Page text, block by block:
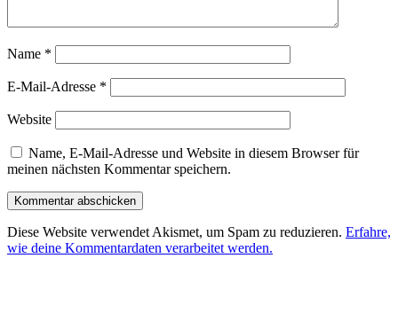
Name *
E-Mail-Adresse *
Website
Name, E-Mail-Adresse und Website in diesem Browser für
meinen nächsten Kommentar speichern.
Diese Website verwendet Akismet, um Spam zu reduzieren. Erfahre,
wie deine Kommentardaten verarbeitet werden.